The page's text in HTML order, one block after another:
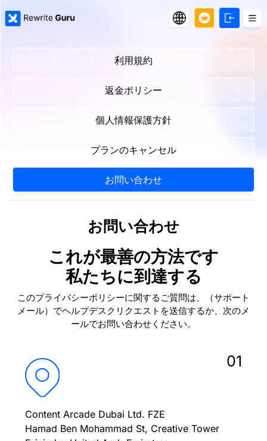
利用規約
返金ポリシー
個人情報保護方針
プランのキャンセル
お問い合わせ
お問い合わせ
これが最善の方法です
私たちに到達する
このプライバシーポリシーに関するご質問は、（サポート
メール）でヘルプデスクリクエストを送信するか、次のメ
ールでお問い合わせください。
01
Content Arcade Dubai Ltd. FZE
Hamad Ben Mohammad St, Creative Tower